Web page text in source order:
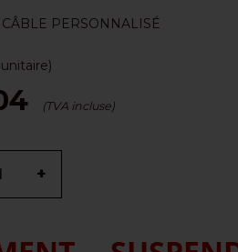
PERSONNALISÉ
(TVA incluse)
+